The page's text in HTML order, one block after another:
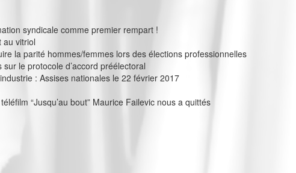
syndicale comme premier rempart !
au vitriol
la parité hommes/femmes lors des élections professionnelles
sur le protocole d’accord préélectoral
: Assises nationales le 22 février 2017
“Jusqu’au bout” Maurice Failevic nous a quittés